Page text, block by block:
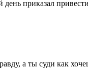
приказал
а ты суди как